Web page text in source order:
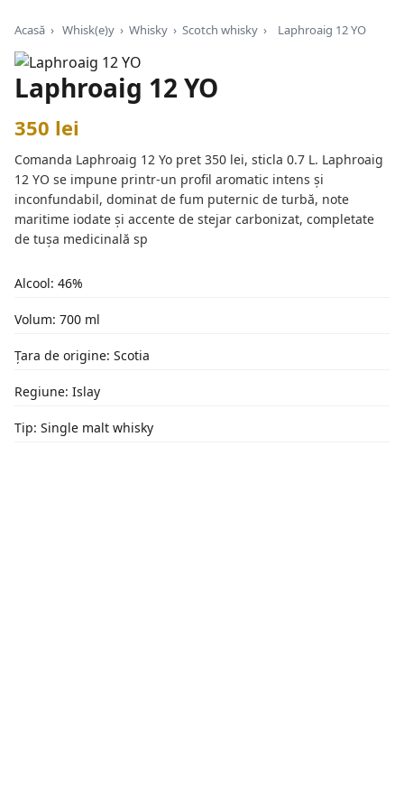
Acasă › Whisk(e)y › Whisky › Scotch whisky › Laphroaig 12 YO
Laphroaig 12 YO
350 lei
Comanda Laphroaig 12 Yo pret 350 lei, sticla 0.7 L. Laphroaig
12 YO se impune printr-un profil aromatic intens și
inconfundabil, dominat de fum puternic de turbă, note
maritime iodate și accente de stejar carbonizat, completate
de tușa medicinală sp
Alcool: 46%
Volum: 700 ml
Țara de origine: Scotia
Regiune: Islay
Tip: Single malt whisky